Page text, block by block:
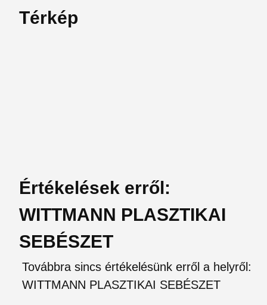
Térkép
Értékelések erről:
WITTMANN PLASZTIKAI
SEBÉSZET
Továbbra sincs értékelésünk erről a helyről:
WITTMANN PLASZTIKAI SEBÉSZET